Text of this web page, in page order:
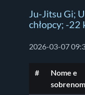
Ju-Jitsu Gi;
chłopcy; -22
2026-03-07
#
Nome e